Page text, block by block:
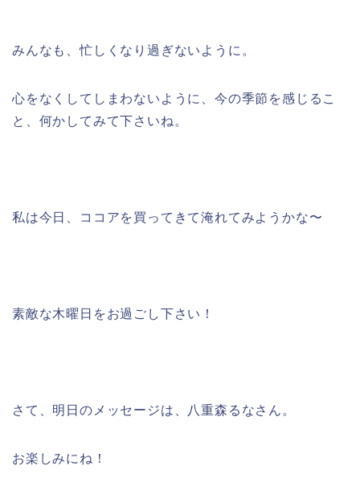
みんなも、忙しくなり過ぎないように。
心をなくしてしまわないように、今の季節を感じるこ
と、何かしてみて下さいね。
私は今日、ココアを買ってきて淹れてみようかな〜
素敵な木曜日をお過ごし下さい！
さて、明日のメッセージは、八重森るなさん。
お楽しみにね！